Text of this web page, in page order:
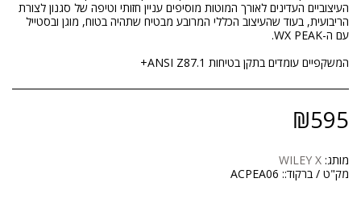
העיצוביים העדינים לאורך המוטות מוסיפים עניין חזותי וטיפה של סגנון לצורת
הריבועית, בעוד שהעיצוב הכללי המרובע מבטיח שתהיה בטוח, מוגן ובסטייל
המשקפיים עומדים בתקן בטיחות ANSI Z87.1+
₪595
מותג: WILEY X
מק"ט / ברקוד:: ACPEA06